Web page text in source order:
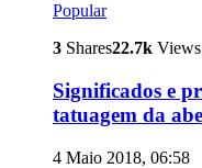
Popular
3 Shares22.7k Views
Significados e
tatuagem da
4 Maio 2018, 06:58